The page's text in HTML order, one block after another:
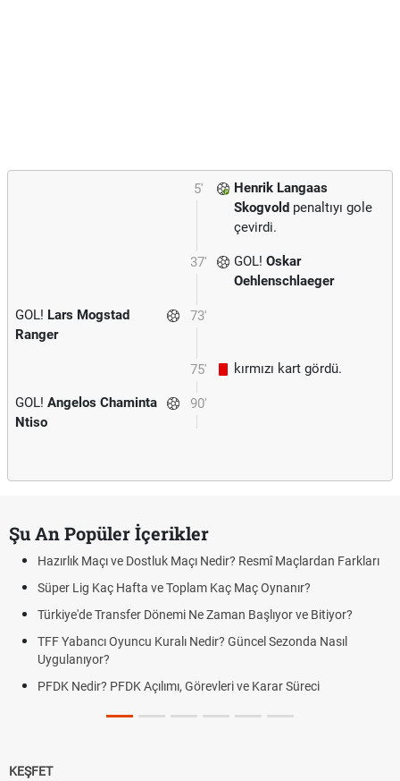
5'
Henrik Langaas
Skogvold penaltıyı gole
çevirdi.
37' GOL! Oskar
Oehlenschlaeger
73'
GOL! Lars Mogstad
Ranger
75' kırmızı kart gördü.
90'
GOL! Angelos Chaminta
Ntiso
Şu An Popüler İçerikler
Hazırlık Maçı ve Dostluk Maçı Nedir? Resmî Maçlardan Farkları
Süper Lig Kaç Hafta ve Toplam Kaç Maç Oynanır?
Türkiye'de Transfer Dönemi Ne Zaman Başlıyor ve Bitiyor?
TFF Yabancı Oyuncu Kuralı Nedir? Güncel Sezonda Nasıl
Uygulanıyor?
PFDK Nedir? PFDK Açılımı, Görevleri ve Karar Süreci
KEŞFET